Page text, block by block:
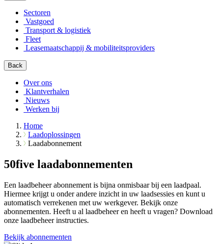
Sectoren
Vastgoed
Transport & logistiek
Fleet
Leasemaatschappij & mobiliteitsproviders
Back
Over ons
Klantverhalen
Nieuws
Werken bij
Home
Laadoplossingen
Laadabonnement
50five laadabonnementen
Een laadbeheer abonnement is bijna onmisbaar bij een laadpaal.
Hiermee krijgt u onder andere inzicht in uw laadsessies en kunt u
automatisch verrekenen met uw werkgever. Bekijk onze
abonnementen. Heeft u al laadbeheer en heeft u vragen? Download
onze laadbeheer instructies.
Bekijk abonnementen